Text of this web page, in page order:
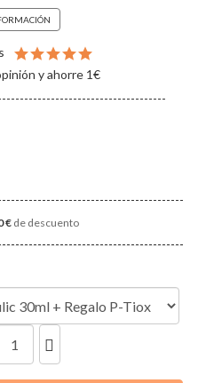
y ahorre 1€
€ de descuento